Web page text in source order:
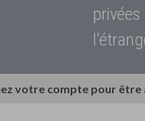
votre compte pour